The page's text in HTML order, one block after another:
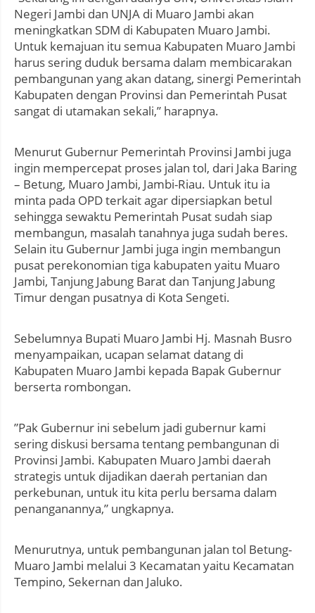
Negeri Jambi dan UNJA di Muaro Jambi akan
meningkatkan SDM di Kabupaten Muaro Jambi.
Untuk kemajuan itu semua Kabupaten Muaro Jambi
harus sering duduk bersama dalam membicarakan
pembangunan yang akan datang, sinergi Pemerintah
Kabupaten dengan Provinsi dan Pemerintah Pusat
sangat di utamakan sekali,” harapnya.
Menurut Gubernur Pemerintah Provinsi Jambi juga
ingin mempercepat proses jalan tol, dari Jaka Baring
– Betung, Muaro Jambi, Jambi-Riau. Untuk itu ia
minta pada OPD terkait agar dipersiapkan betul
sehingga sewaktu Pemerintah Pusat sudah siap
membangun, masalah tanahnya juga sudah beres.
Selain itu Gubernur Jambi juga ingin membangun
pusat perekonomian tiga kabupaten yaitu Muaro
Jambi, Tanjung Jabung Barat dan Tanjung Jabung
Timur dengan pusatnya di Kota Sengeti.
Sebelumnya Bupati Muaro Jambi Hj. Masnah Busro
menyampaikan, ucapan selamat datang di
Kabupaten Muaro Jambi kepada Bapak Gubernur
berserta rombongan.
”Pak Gubernur ini sebelum jadi gubernur kami
sering diskusi bersama tentang pembangunan di
Provinsi Jambi. Kabupaten Muaro Jambi daerah
strategis untuk dijadikan daerah pertanian dan
perkebunan, untuk itu kita perlu bersama dalam
penanganannya,” ungkapnya.
Menurutnya, untuk pembangunan jalan tol Betung-
Muaro Jambi melalui 3 Kecamatan yaitu Kecamatan
Tempino, Sekernan dan Jaluko.